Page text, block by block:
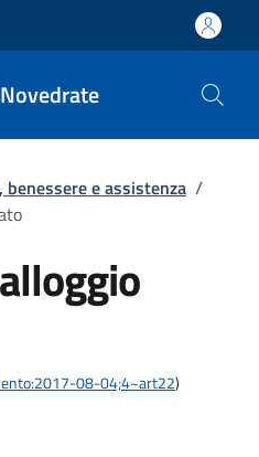
benessere e assistenza /
08-04;4~art22)